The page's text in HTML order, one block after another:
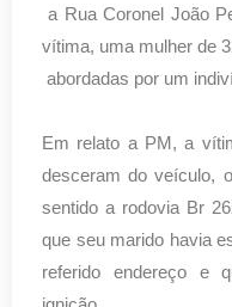
a Rua Coronel João
vítima, uma mulher de
abordadas por um
Em relato a PM, a
desceram do veículo,
sentido a rodovia Br
que seu marido havia
referido endereço e